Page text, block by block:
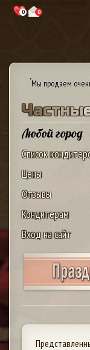
0 0
*Мы продаем
Частны
Любой город
Список
Цены
Отзывы
Кондитерам
Вход на сайт